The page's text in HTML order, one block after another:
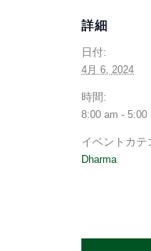
詳細
日付:
4月 6, 2024
時間:
8:00 am - 5:00
イベントカテ
Dharma